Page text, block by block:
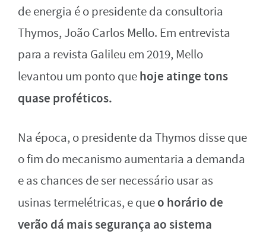
de energia é o presidente da consultoria
Thymos, João Carlos Mello. Em entrevista
para a revista Galileu em 2019, Mello
levantou um ponto quehoje atinge tons
quase proféticos.
Na época, o presidente da Thymos disse que
o fim do mecanismo aumentaria a demanda
e as chances de ser necessário usar as
usinas termelétricas, e queo horário de
verão dá mais segurança ao sistema